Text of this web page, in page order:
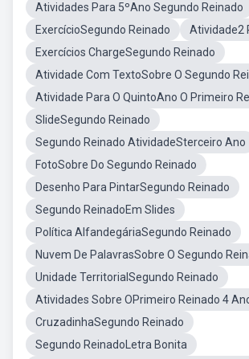
Atividades Para 5ºAno Segundo Reinado
ExercícioSegundo Reinado
Atividade2
Exercícios ChargeSegundo Reinado
Atividade Com TextoSobre O Segundo
Atividade Para O QuintoAno O Primeiro
SlideSegundo Reinado
Segundo Reinado AtividadeSterceiro Ano
FotoSobre Do Segundo Reinado
Desenho Para PintarSegundo Reinado
Segundo ReinadoEm Slides
Política AlfandegáriaSegundo Reinado
Nuvem De PalavrasSobre O Segundo
Unidade TerritorialSegundo Reinado
Atividades Sobre OPrimeiro Reinado 4
CruzadinhaSegundo Reinado
Segundo ReinadoLetra Bonita